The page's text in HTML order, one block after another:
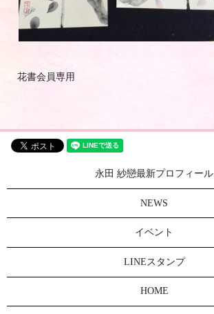
花書会員専用
永田 紗戀最新プロフィール
NEWS
イベント
LINEスタンプ
HOME